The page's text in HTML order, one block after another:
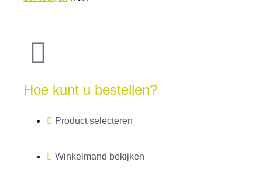
Hoe kunt u bestellen?
Product selecteren
Winkelmand bekijken